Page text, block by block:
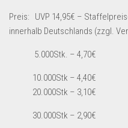
Restposten für Privatpersonen
eBay Restposten kaufen
Sonderposten-Angebote
Saison & Eventprodkte
Dropshipping-Produkte
B2B Produkte
Preis: UVP 14,95€ –
innerhalb Deutschlands (zzgl.
5.000Stk. – 4,70€
10.000Stk – 4,40€
20.000Stk – 3,10€
30.000Stk – 2,90€